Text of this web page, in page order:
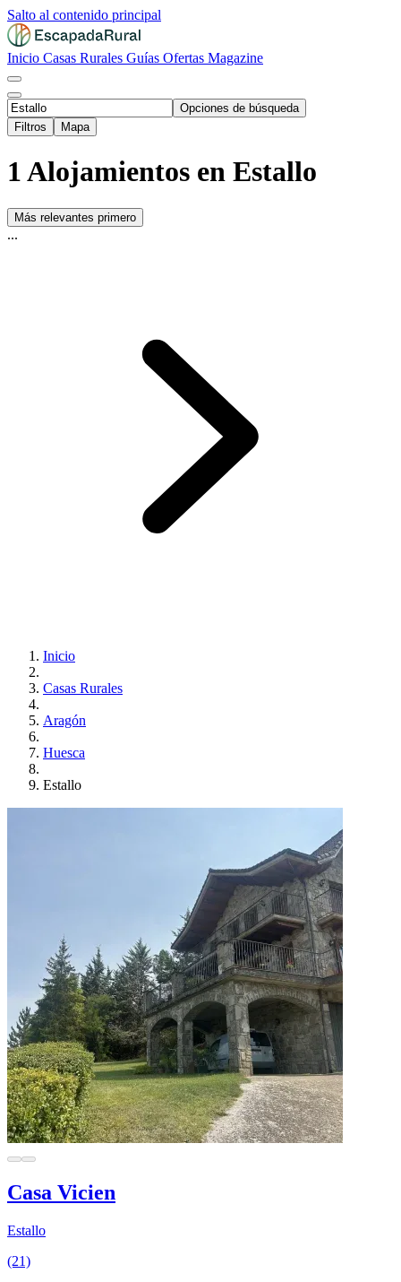
Salto al contenido principal
Inicio Casas Rurales Guías Ofertas Magazine
Opciones de búsqueda
Filtros
Mapa
1 Alojamientos en Estallo
Más relevantes primero
...
Inicio
Casas Rurales
Aragón
Huesca
Estallo
Casa Vicien
Estallo
(21)